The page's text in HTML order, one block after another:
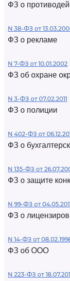
ФЗ о
N 38-ФЗ от
ФЗ о рекламе
N 7-ФЗ от 10.01.2002
ФЗ об охране
N 3-ФЗ от 07.02.2011
ФЗ о полиции
N 402-ФЗ от
ФЗ о
N 135-ФЗ от
ФЗ о защите
N 99-ФЗ от
ФЗ о
N 14-ФЗ от
ФЗ об ООО
N 223-ФЗ от